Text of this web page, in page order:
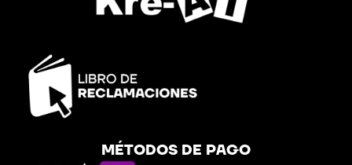
MÉTODOS DE PAGO